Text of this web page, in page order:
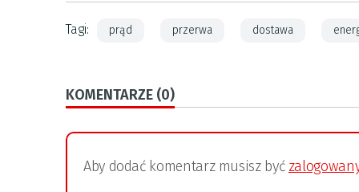
Tagi: prąd przerwa dostawa
KOMENTARZE (0)
Aby dodać komentarz musisz być